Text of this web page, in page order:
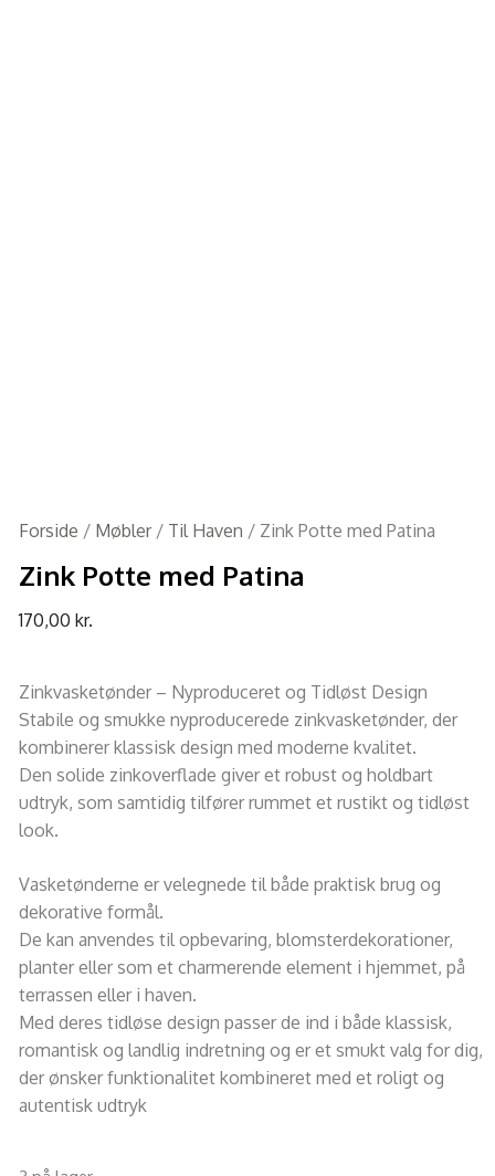
Forside / Møbler/ Til Haven / Zink Potte med Patina
Zink Potte med Patina
170,00 kr.
Zinkvasketønder – Nyproduceret og Tidløst Design
Stabile og smukke nyproducerede zinkvasketønder, der
kombinerer klassisk design med moderne kvalitet.
Den solide zinkoverflade giver et robust og holdbart
udtryk, som samtidig tilfører rummet et rustikt og tidløst
look.
Vasketønderne er velegnede til både praktisk brug og
dekorative formål.
De kan anvendes til opbevaring, blomsterdekorationer,
planter eller som et charmerende element i hjemmet, på
terrassen eller i haven.
Med deres tidløse design passer de ind i både klassisk,
romantisk og landlig indretning og er et smukt valg for dig,
der ønsker funktionalitet kombineret med et roligt og
autentisk udtryk